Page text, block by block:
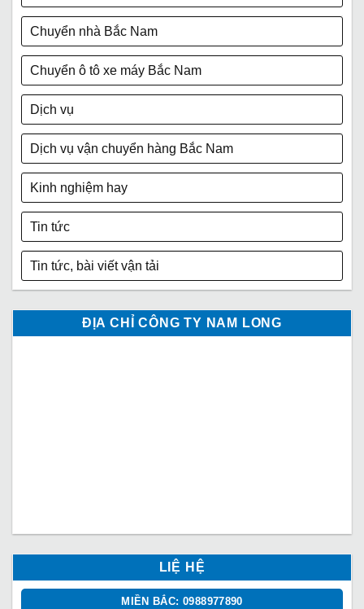
Chuyển nhà Bắc Nam
Chuyển ô tô xe máy Bắc Nam
Dịch vụ
Dịch vụ vận chuyển hàng Bắc Nam
Kinh nghiệm hay
Tin tức
Tin tức, bài viết vận tải
ĐỊA CHỈ CÔNG TY NAM LONG
LIỆ HỆ
MIỀN BẮC: 0988977890